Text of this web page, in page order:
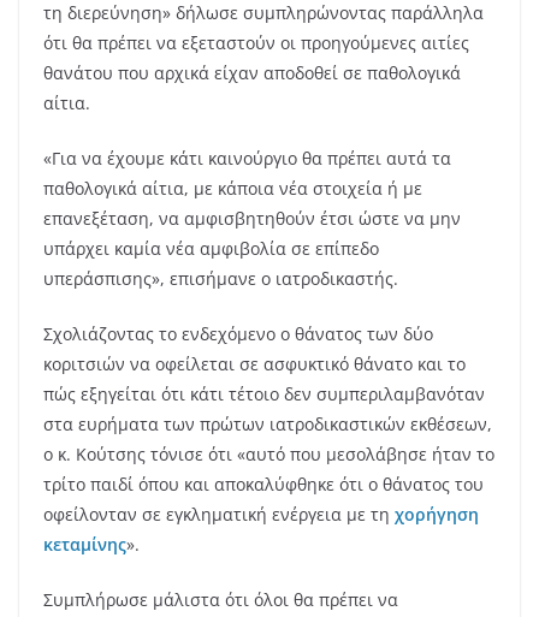
τη διερεύνηση» δήλωσε συμπληρώνοντας παράλληλα
ότι θα πρέπει να εξεταστούν οι προηγούμενες αιτίες
θανάτου που αρχικά είχαν αποδοθεί σε παθολογικά
αίτια.
«Για να έχουμε κάτι καινούργιο θα πρέπει αυτά τα
παθολογικά αίτια, με κάποια νέα στοιχεία ή με
επανεξέταση, να αμφισβητηθούν έτσι ώστε να μην
υπάρχει καμία νέα αμφιβολία σε επίπεδο
υπεράσπισης», επισήμανε ο ιατροδικαστής.
Σχολιάζοντας το ενδεχόμενο ο θάνατος των δύο
κοριτσιών να οφείλεται σε ασφυκτικό θάνατο και το
πώς εξηγείται ότι κάτι τέτοιο δεν συμπεριλαμβανόταν
στα ευρήματα των πρώτων ιατροδικαστικών εκθέσεων,
ο κ. Κούτσης τόνισε ότι «αυτό που μεσολάβησε ήταν το
τρίτο παιδί όπου και αποκαλύφθηκε ότι ο θάνατος του
οφείλονταν σε εγκληματική ενέργεια με τη χορήγηση
κεταμίνης».
Συμπλήρωσε μάλιστα ότι όλοι θα πρέπει να